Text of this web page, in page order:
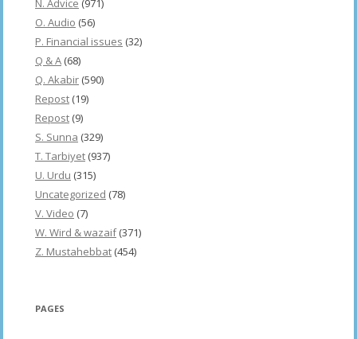
N. Advice (971)
O. Audio (56)
P. Financial issues (32)
Q & A (68)
Q. Akabir (590)
Repost (19)
Repost (9)
S. Sunna (329)
T. Tarbiyet (937)
U. Urdu (315)
Uncategorized (78)
V. Video (7)
W. Wird & wazaif(371)
Z. Mustahebbat (454)
PAGES